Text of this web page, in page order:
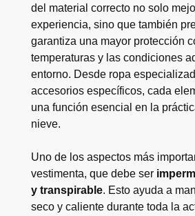
del material correcto no solo
experiencia, sino que también
garantiza una mayor protección
temperaturas y las condiciones
entorno. Desde ropa
accesorios específicos, cada
una función esencial en la
nieve.
Uno de los aspectos más
vestimenta, que debe ser
y transpirable. Esto ayuda a
seco y caliente durante toda la